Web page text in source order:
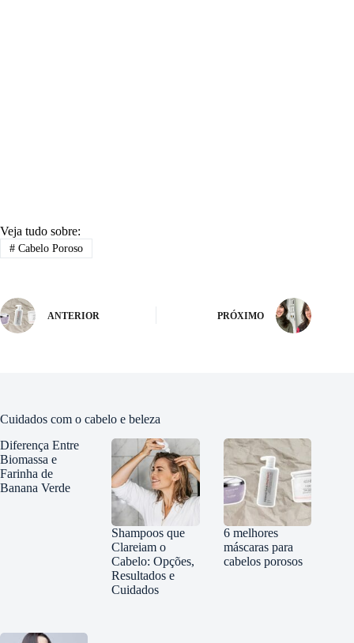
Veja tudo sobre:
#Cabelo Poroso
ANTERIOR PRÓXIMO
Cuidados com o cabelo e beleza
Diferença Entre
Biomassa e
Farinha de
Banana Verde
Shampoos que
Clareiam o
Cabelo: Opções,
Resultados e
Cuidados
6 melhores
máscaras para
cabelos porosos